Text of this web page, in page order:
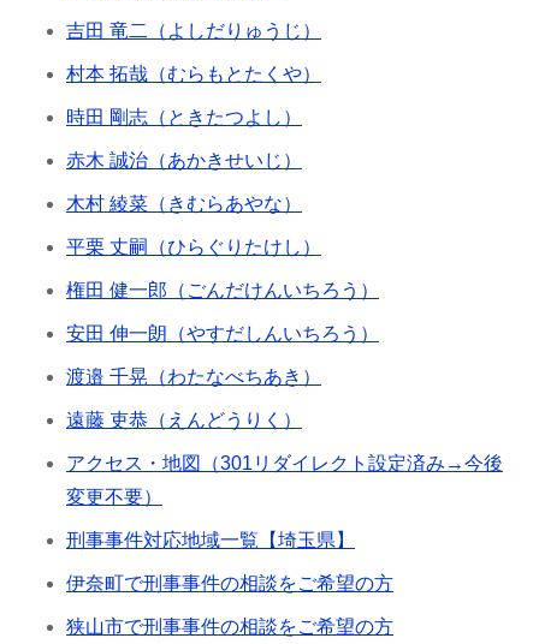
吉田 竜二（よしだりゅうじ）
村本 拓哉（むらもとたくや）
時田 剛志（ときたつよし）
赤木 誠治（あかきせいじ）
木村 綾菜（きむらあやな）
平栗 丈嗣（ひらぐりたけし）
権田 健一郎（ごんだけんいちろう）
安田 伸一朗（やすだしんいちろう）
渡邉 千晃（わたなべちあき）
遠藤 吏恭（えんどうりく）
アクセス・地図（301リダイレクト設定済み→今後
変更不要）
刑事事件対応地域一覧【埼玉県】
伊奈町で刑事事件の相談をご希望の方
狭山市で刑事事件の相談をご希望の方